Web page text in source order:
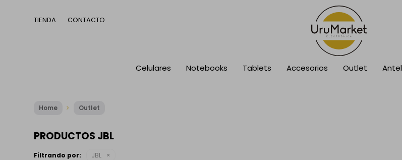
Celulares Notebooks Tablets Accesorios Outlet Antel
TIENDA CONTACTO
Home Outlet
PRODUCTOS JBL
Filtrando por: JBL